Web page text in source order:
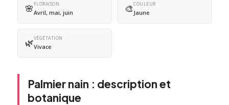
🌸 FLORAISON
Avril, mai, juin 🎨COULEUR
Jaune
🌿VÉGÉTATION
Vivace
Palmier nain : description et
botanique